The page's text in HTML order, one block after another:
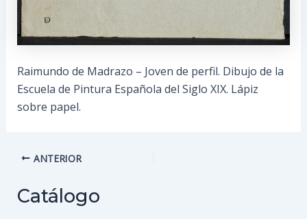
Raimundo de Madrazo – Joven de perfil. Dibujo de la
Escuela de Pintura Española del Siglo XIX. Lápiz
sobre papel.
Navegación
entradas
ANTERIOR
Catálogo